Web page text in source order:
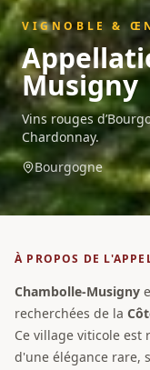
VIGNOBLE &
Musigny
Vins rouges
Chardonnay.
Bourgogne
À PROPOS DE
Chambolle-Musigny
recherchées de la
Ce village viticole
d'une élégance rare,